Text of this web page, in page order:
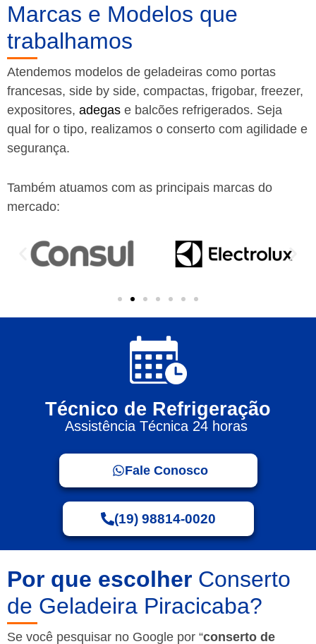
Marcas e Modelos que
trabalhamos
Atendemos modelos de geladeiras como portas
francesas, side by side, compactas, frigobar, freezer,
expositores, adegas e balcões refrigerados. Seja
qual for o tipo, realizamos o conserto com agilidade e
segurança.
Também atuamos com as principais marcas do
mercado:
Técnico de Refrigeração
Assistência Técnica 24 horas
Fale Conosco
(19) 98814-0020
Por que escolher Conserto
de Geladeira Piracicaba?
Se você pesquisar no Google por “conserto de